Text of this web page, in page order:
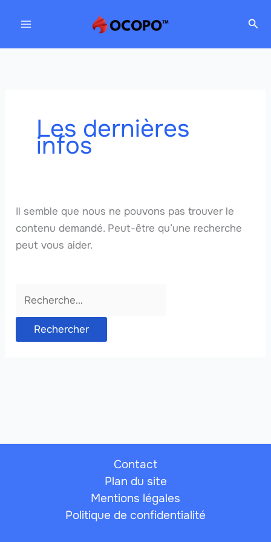
Les dernières
infos
Il semble que nous ne pouvons pas trouver le
contenu demandé. Peut-être qu’une recherche
peut vous aider.
Contact
Plan du site
Mentions légales
Politique de confidentialité